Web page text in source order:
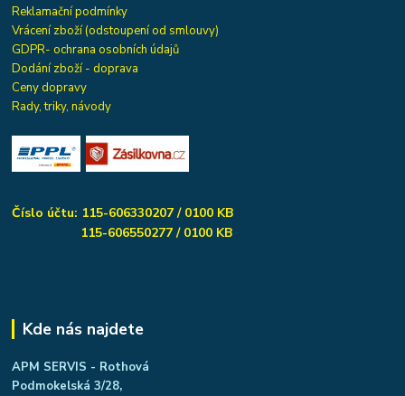
Reklamační podmínky
Vrácení zboží (odstoupení od smlouvy)
GDPR- ochrana osobních údajů
Dodání zboží - doprava
Ceny dopravy
Rady, triky, návody
Číslo účtu: 115-606330207 / 0100 KB
115-606550277 / 0100 KB
Kde nás najdete
APM SERVIS - Rothová
Podmokelská 3/28,